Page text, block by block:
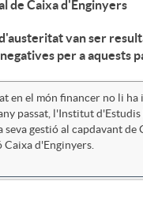
de Caixa d'Enginyers
van ser
per a aquests
en el món financer no li
passat, l'Institut
gestió al capdavant
Caixa d'Enginyers.